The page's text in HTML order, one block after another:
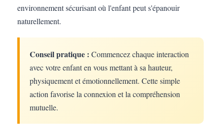
environnement sécurisant où l'enfant peut s'épanouir
naturellement.
Conseil pratique : Commencez chaque interaction
avec votre enfant en vous mettant à sa hauteur,
physiquement et émotionnellement. Cette simple
action favorise la connexion et la compréhension
mutuelle.